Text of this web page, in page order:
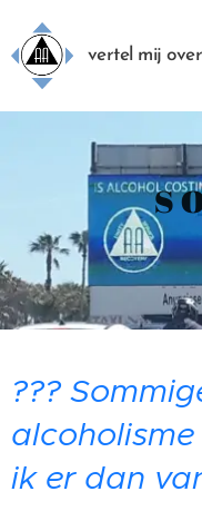
vertel mij
s
???
ik er dan